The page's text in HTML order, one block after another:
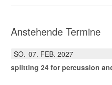
Anstehende Termine
SO. 07 FEB. 2027
splitting 24 for percussion